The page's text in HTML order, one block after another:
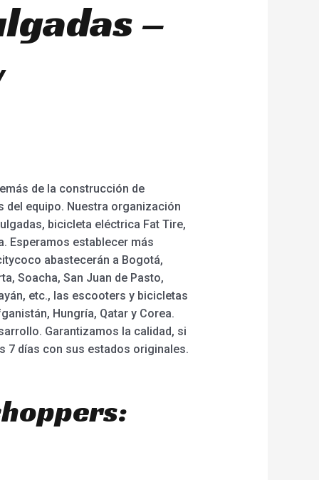
–
de la construcción de
equipo. Nuestra organización
bicicleta eléctrica Fat Tire,
Esperamos establecer más
abastecerán a Bogotá,
Soacha, San Juan de Pasto,
etc., las escooters y bicicletas
Hungría, Qatar y Corea.
Garantizamos la calidad, si
7 días con sus estados originales.